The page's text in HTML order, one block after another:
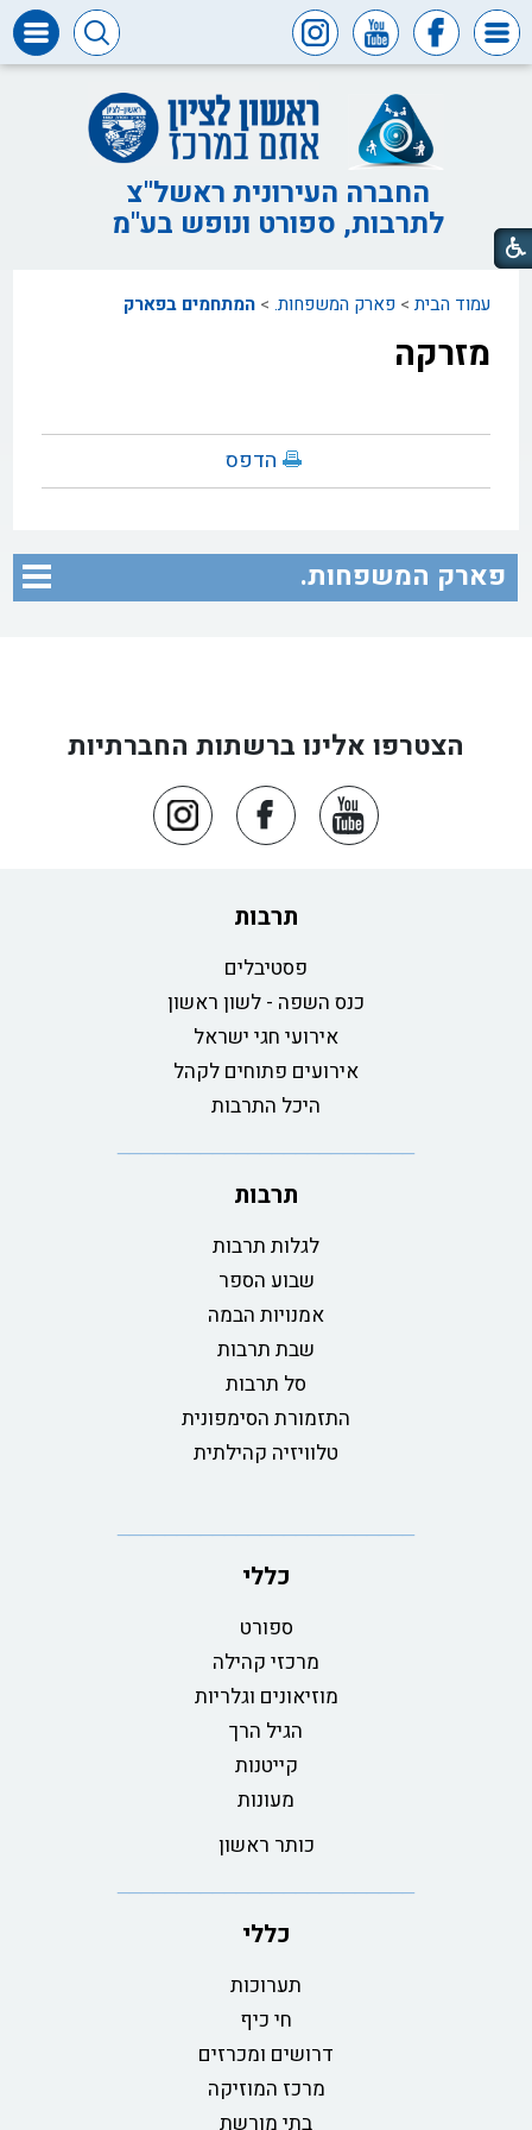
ומכרזים
חופש
המידע
דבר
ראש
דבר
דירקטוריון
החברה העירונית ראשל"צ
לתרבות, ספורט ונופש בע"מ
עמוד הבית >פארק המשפחות. >המתחמים בפארק
מזרקה
הדפס
פארק המשפחות.
הצטרפו אלינו ברשתות החברתיות
תרבות
פסטיבלים
כנס השפה - לשון ראשון
אירועי חגי ישראל
אירועים פתוחים לקהל
היכל התרבות
תרבות
לגלות תרבות
שבוע הספר
אמנויות הבמה
שבת תרבות
סל תרבות
התזמורת הסימפונית
טלוויזיה קהילתית
כללי
ספורט
מרכזי קהילה
מוזיאונים וגלריות
הגיל הרך
קייטנות
מעונות
כותר ראשון
כללי
תערוכות
חי כיף
דרושים ומכרזים
מרכז המוזיקה
בתי מורשת